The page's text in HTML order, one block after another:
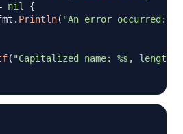
nil
{
fmt
. Println( "An error occurred:"
( "Capitalized name: %s, length: